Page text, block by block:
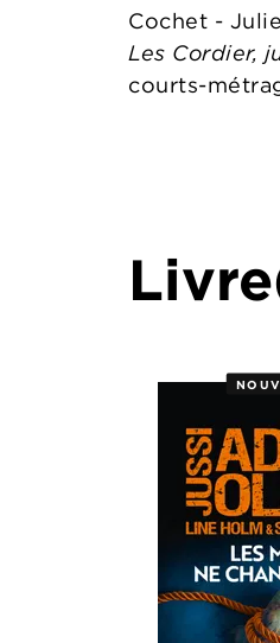
Cochet -
Les Cordier,
courts-